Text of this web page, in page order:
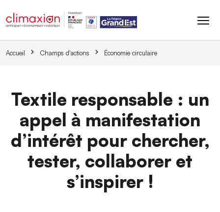
Accueil Champs d'actions Économie circulaire
Textile responsable : un
appel à manifestation
d’intérêt pour chercher,
tester, collaborer et
s’inspirer !